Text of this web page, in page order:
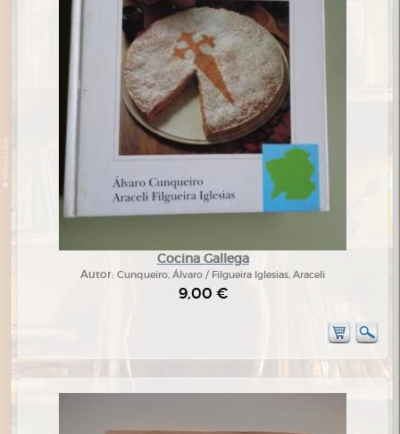
Cocina Gallega
Autor: Cunqueiro, Álvaro / Filgueira Iglesias, Araceli
9,00 €